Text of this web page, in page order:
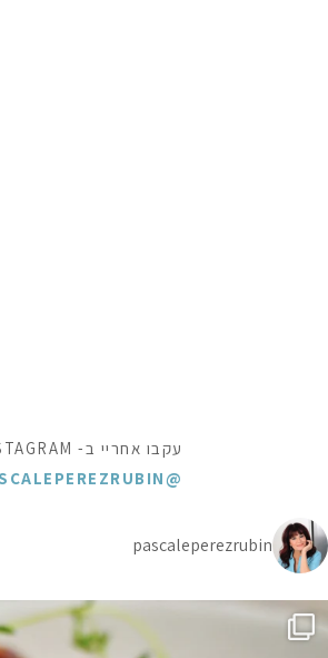
עקבו אחריי ב- INSTAGRAM
@PASCALEPEREZRUBIN
pascaleperezrubin